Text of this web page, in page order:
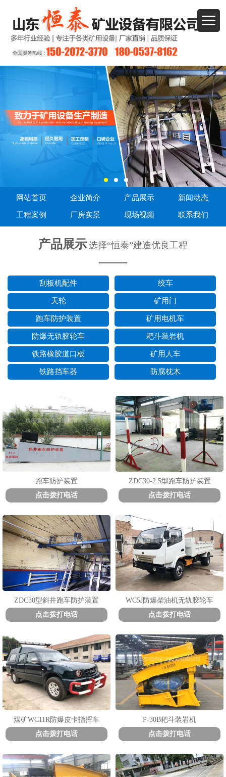
1 2 3
网站首页 企业简介 产品展示 新闻动态
工程案例 厂房实景 现场视频 联系我们
产品展示 选择“恒泰”建造优良工程
——
刮板机配件 绞车
天轮 矿用门
跑车防护装置 矿用电机车
防爆无轨胶轮车 耙斗装岩机
铁路橡胶道口板 矿用人车
铁路挡车器 防腐枕木
跑车防护装置
点击拨打电话
ZDC30-2.5型跑车防护装置
点击拨打电话
ZDC30型斜井跑车防护装置
点击拨打电话
WC5J防爆柴油机无轨胶轮车
点击拨打电话
煤矿WC11R防爆皮卡指挥车
点击拨打电话
P-30B耙斗装岩机
点击拨打电话